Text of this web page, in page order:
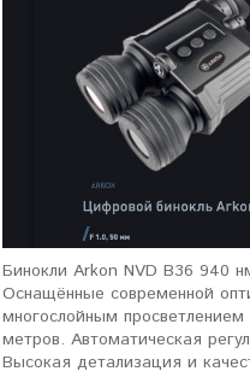
Бинокли Arkon NVD B36 940
Оснащённые современной
многослойным
метров. Автоматическая
Высокая детализация и